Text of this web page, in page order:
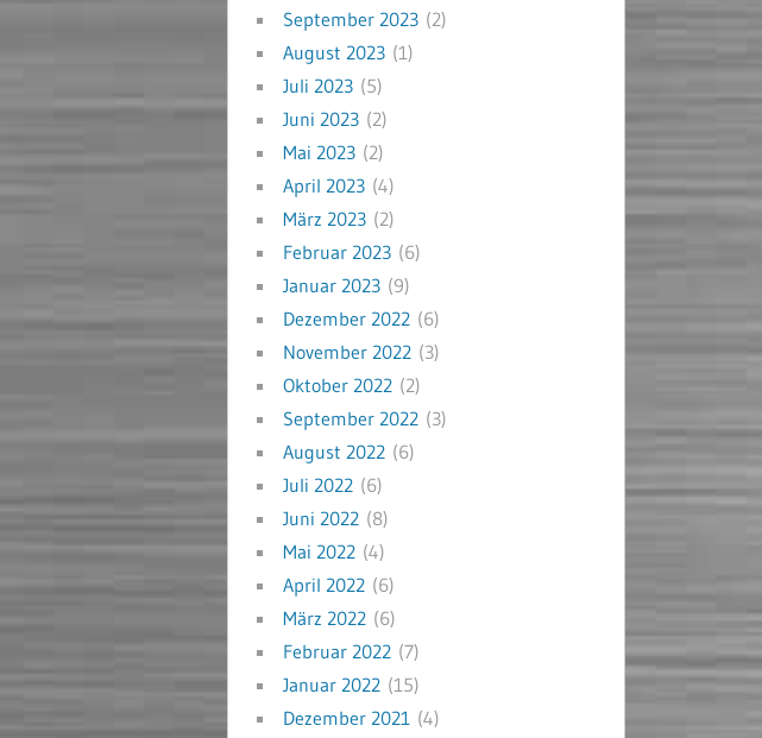
September 2023 (2)
August 2023 (1)
Juli 2023 (5)
Juni 2023 (2)
Mai 2023 (2)
April 2023 (4)
März 2023 (2)
Februar 2023 (6)
Januar 2023 (9)
Dezember 2022 (6)
November 2022 (3)
Oktober 2022 (2)
September 2022 (3)
August 2022 (6)
Juli 2022 (6)
Juni 2022 (8)
Mai 2022 (4)
April 2022 (6)
März 2022 (6)
Februar 2022 (7)
Januar 2022 (15)
Dezember 2021 (4)